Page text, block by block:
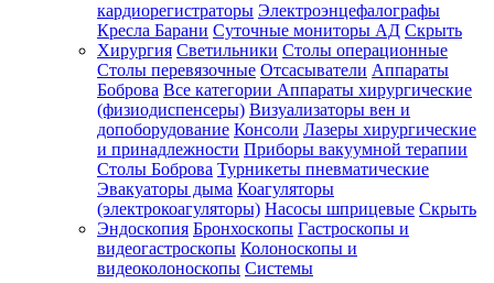
кардиорегистраторы Электроэнцефалографы
Кресла Барани Суточные мониторы АД Скрыть
Хирургия Светильники Столы операционные
Столы перевязочные Отсасыватели Аппараты
Боброва Все категории Аппараты хирургические
(физиодиспенсеры) Визуализаторы вен и
допоборудование Консоли Лазеры хирургические
и принадлежности Приборы вакуумной терапии
Столы Боброва Турникеты пневматические
Эвакуаторы дыма Коагуляторы
(электрокоагуляторы) Насосы шприцевые Скрыть
Эндоскопия Бронхоскопы Гастроскопы и
видеогастроскопы Колоноскопы и
видеоколоноскопы Системы